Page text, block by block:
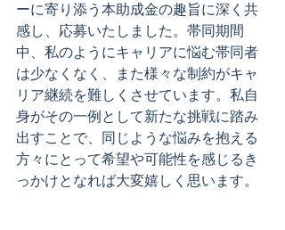
ーに寄り添う本助成金の趣旨に深く共
感し、応募いたしました。帯同期間
中、私のようにキャリアに悩む帯同者
は少なくなく、また様々な制約がキャ
リア継続を難しくさせています。私自
身がその一例として新たな挑戦に踏み
出すことで、同じような悩みを抱える
方々にとって希望や可能性を感じるき
っかけとなれば大変嬉しく思います。